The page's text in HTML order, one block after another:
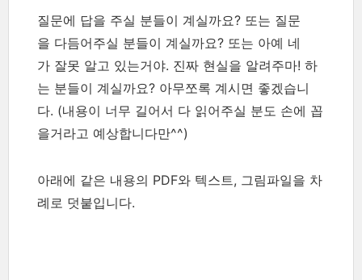
질문에 답을 주실 분들이 계실까요? 또는 질문
을 다듬어주실 분들이 계실까요? 또는 아예 네
가 잘못 알고 있는거야. 진짜 현실을 알려주마! 하
는 분들이 계실까요? 아무쪼록 계시면 좋겠습니
다. (내용이 너무 길어서 다 읽어주실 분도 손에 꼽
을거라고 예상합니다만^^)
아래에 같은 내용의 PDF와 텍스트, 그림파일을 차
례로 덧붙입니다.